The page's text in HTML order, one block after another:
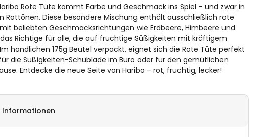
Rote Tüte kommt Farbe und Geschmack ins Spiel – und zwar in
Rottönen. Diese besondere Mischung enthält ausschließlich rote
beliebten Geschmacksrichtungen wie Erdbeere, Himbeere und
Richtige für alle, die auf fruchtige Süßigkeiten mit kräftigem
handlichen 175g Beutel verpackt, eignet sich die Rote Tüte perfekt
die Süßigkeiten-Schublade im Büro oder für den gemütlichen
Entdecke die neue Seite von Haribo – rot, fruchtig, lecker!
Informationen